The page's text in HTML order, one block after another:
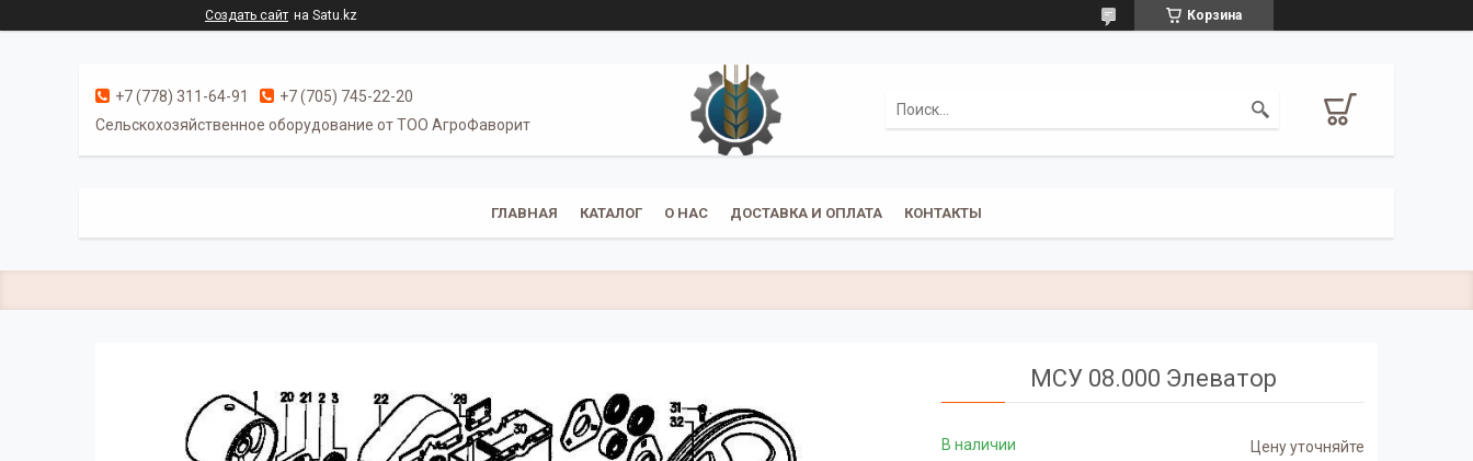
Создать сайт на Satu.kz Корзина
+7 (778) 311-64-91
+7 (705) 745-22-20
Cельскохозяйственное оборудование от ТОО АгроФаворит
ГЛАВНАЯ КАТАЛОГ О НАС ДОСТАВКА И ОПЛАТА КОНТАКТЫ
МСУ 08.000 Элеватор
В наличии Цену уточняйте